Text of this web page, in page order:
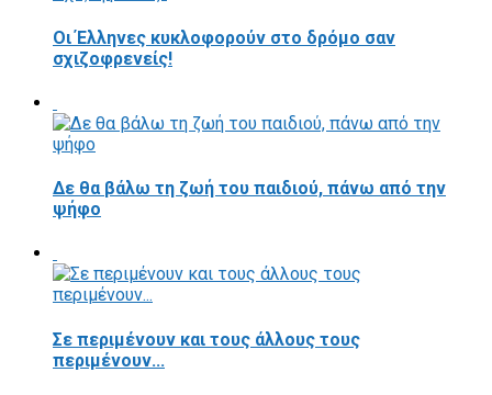
Οι Έλληνες κυκλοφορούν στο δρόμο σαν
σχιζοφρενείς!
Δε θα βάλω τη ζωή του παιδιού, πάνω από την
ψήφο
Σε περιμένουν και τους άλλους τους
περιμένουν...